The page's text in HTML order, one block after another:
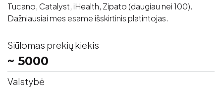
Tucano, Catalyst, iHealth, Zipato (daugiau nei 100).
Dažniausiai mes esame išskirtinis platintojas.
Siūlomas prekių kiekis
~ 5000
Valstybė